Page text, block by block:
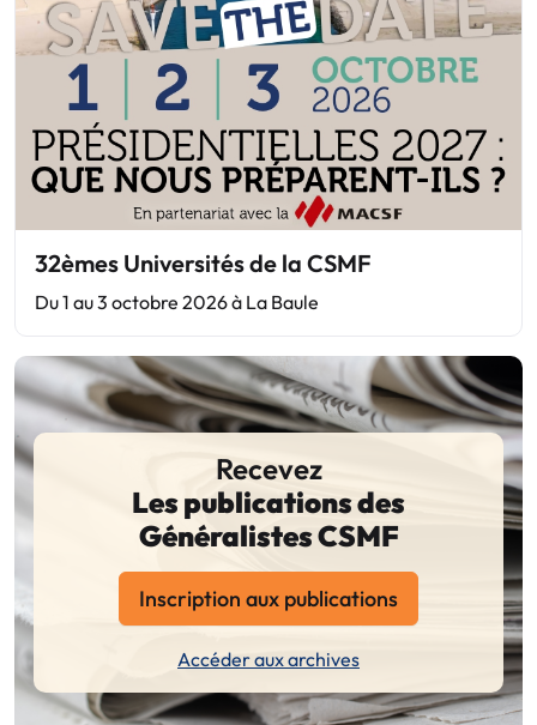
32èmes Universités de la CSMF
Du 1 au 3 octobre 2026 à La Baule
Recevez
Les publications des
Généralistes CSMF
Inscription aux publications
Accéder aux archives